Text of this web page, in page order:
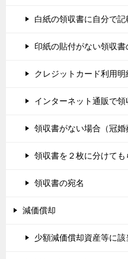
白紙の領収書に自分で記
印紙の貼付がない領収書
クレジットカード利用明
インターネット通販で
領収書がない場合（冠婚
領収書を２枚に分けても
領収書の宛名
減価償却
少額減価償却資産等に